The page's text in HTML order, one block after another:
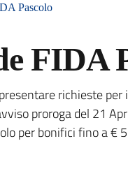
Pascolo
FIDA
richieste
proroga del 21
per bonifici fino a €